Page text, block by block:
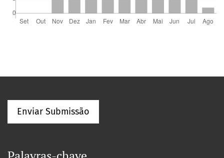
Enviar Submissão